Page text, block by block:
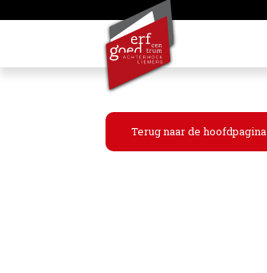
Terug naar de hoofdpagina